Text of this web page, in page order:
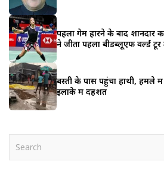
पहला गेम हारने के बाद
ने जीता पहला बीडब्लूएफ वर्ल्ड टूर
बस्ती के पास पहुंचा हाथी, हमले में
इलाके में दहशत